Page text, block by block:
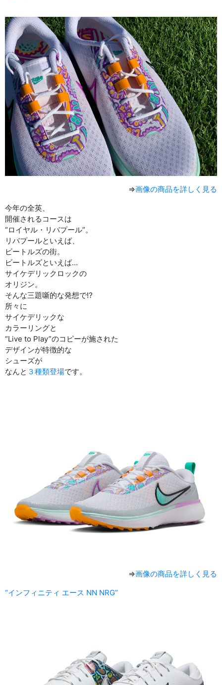
⇒画像の商品を詳しく見る
今年の全英、
開催されるコースは
“ロイヤル・リバプール”。
リバプールといえば、
ビートルズの街。
ビートルズといえば…
サイケデリックロックの
オリジン。
そんな三題噺的な発想で⁉︎
所々に
サイケデリックな
カラーリングと
“Live to Play”のコピーが施された
デザインが特徴的な
シューズが
なんと ３種類登場です。
⇒画像の商品を詳しく見る
“インフィニティ エース NN NRG”